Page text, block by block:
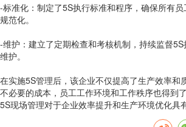
-标准化：制定了5S执行标准和程序，确保所有
规范化。
-维护：建立了定期检查和考核机制，持续监督
维护。
在实施5S管理后，该企业不仅提高了生产效率和
不必要的成本，员工工作环境和工作秩序也得到
5S现场管理对于企业效率提升和生产环境优化具